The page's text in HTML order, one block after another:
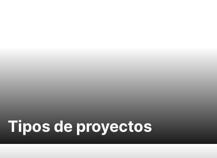
Tipos de proyectos